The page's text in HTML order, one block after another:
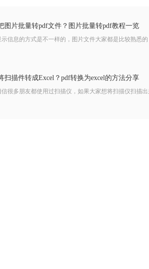
图片批量转pdf文件？图片批量转pdf教程一览
信息的方式是不一样的，图片文件大家都是比较熟悉
扫描件转成Excel？pdf转换为excel的方法分享
很多朋友都使用过扫描仪，如果大家想将扫描仪扫描